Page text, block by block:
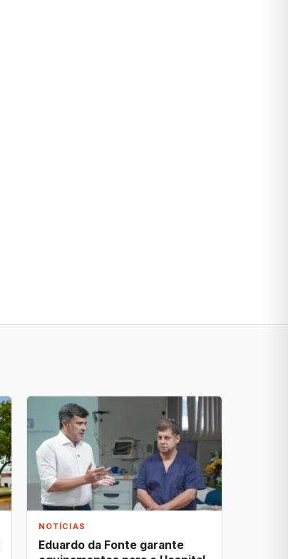
NOTÍCIAS
Eduardo da Fonte garante